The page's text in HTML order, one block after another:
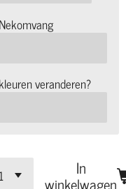
Nekomvang
kleuren veranderen?
In
winkelwagen